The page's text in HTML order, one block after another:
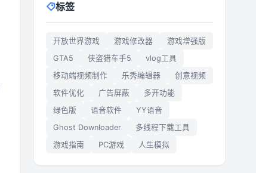
标签
开放世界游戏 游戏修改器
游戏增强版
GTA5
侠盗猎车手5
vlog工具
移动端视频制作
乐秀编辑器
创意视频
软件优化
广告屏蔽
多开功能
绿色版
语音软件
YY语音
Ghost Downloader
多线程下载工具
游戏指南
PC游戏 人生模拟